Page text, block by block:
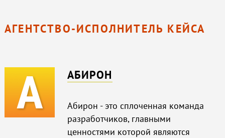
АГЕНТСТВО-ИСПОЛНИТЕЛЬ КЕЙСА
АБИРОН
Абирон - это сплоченная команда
разработчиков, главными
ценностями которой являются